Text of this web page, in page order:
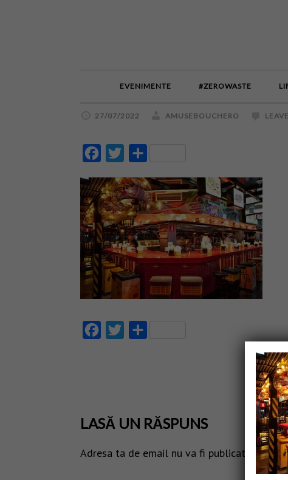
EVENIMENTE #ZEROWASTE
27/07/2022 AMUSEBOUCHERO
FacebookTwitter
FacebookTwitter
LASĂ UN RĂSPUNS
Adresa ta de email nu va fi publicată.